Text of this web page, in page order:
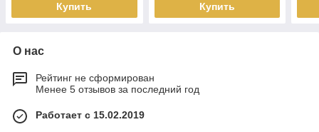
Купить Купить
О нас
Рейтинг не сформирован
Менее 5 отзывов за последний год
Работает с 15.02.2019